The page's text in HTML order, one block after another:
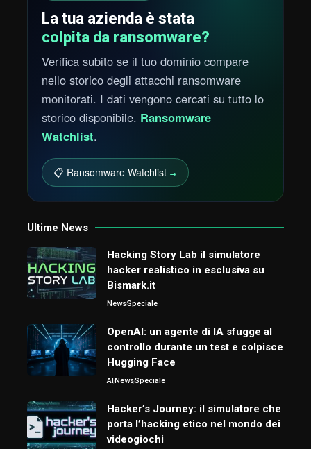
La tua azienda è stata
colpita da ransomware?
Verifica subito se il tuo dominio compare
nello storico degli attacchi ransomware
monitorati. I dati vengono cercati su tutto lo
storico disponibile. Ransomware
Watchlist.
📋 Ransomware Watchlist →
Ultime News
Hacking Story Lab il simulatore
hacker realistico in esclusiva su
Bismark.it
NewsSpeciale
OpenAI: un agente di IA sfugge al
controllo durante un test e colpisce
Hugging Face
AINewsSpeciale
Hacker’s Journey: il simulatore che
porta l’hacking etico nel mondo dei
videogiochi